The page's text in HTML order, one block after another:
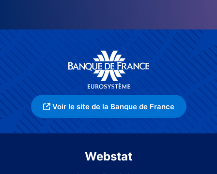
Voir le site de la Banque de France
Webstat